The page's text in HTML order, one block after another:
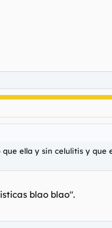
ella y sin celulitis y
blao blao".